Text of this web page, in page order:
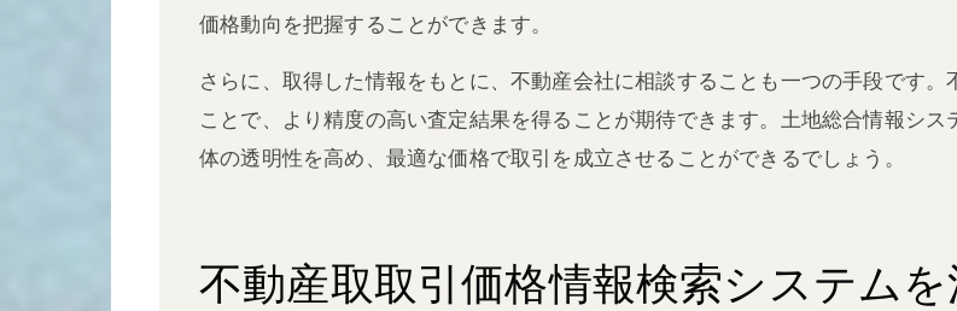
価格動向を把握することができます。
さらに、取得した情報をもとに、不動産会社に相談することも一つの手段です
ことで、より精度の高い査定結果を得ることが期待できます。土地総合情報シ
体の透明性を高め、最適な価格で取引を成立させることができるでしょう。
不動産取取引価格情報検索システム